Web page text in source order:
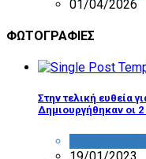
01/04/2026
ΦΩΤΟΓΡΑΦΙΕΣ
Στην τελική ευθεία
Δημιουργήθηκαν οι 2
19/01/2023